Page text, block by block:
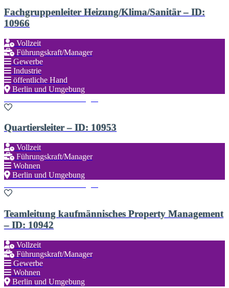
Fachgruppenleiter Heizung/Klima/Sanitär – ID:
10966
Vollzeit
Führungskraft/Manager
Gewerbe
Industrie
öffentliche Hand
Berlin und Umgebung
Quartiersleiter – ID: 10953
Vollzeit
Führungskraft/Manager
Wohnen
Berlin und Umgebung
Teamleitung kaufmännisches Property Management
– ID: 10942
Vollzeit
Führungskraft/Manager
Gewerbe
Wohnen
Berlin und Umgebung